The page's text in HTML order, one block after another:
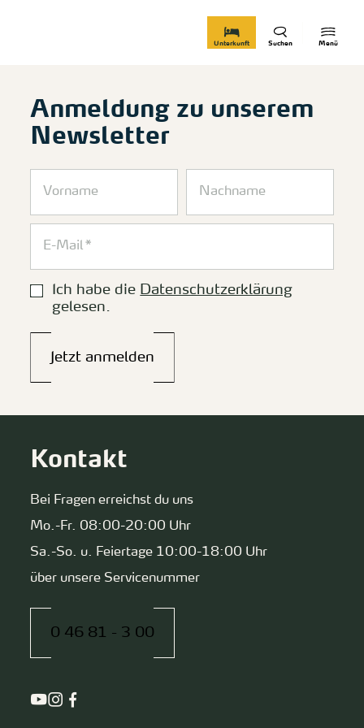
Menü
Suchen
Unterkunft
Anmeldung zu unserem
Newsletter
Ich habe die Datenschutzerklärung
gelesen.
Jetzt anmelden
Kontakt
Bei Fragen erreichst du uns
Mo.-Fr. 08:00-20:00 Uhr
Sa.-So. u. Feiertage 10:00-18:00 Uhr
über unsere Servicenummer
0 46 81 - 3 00